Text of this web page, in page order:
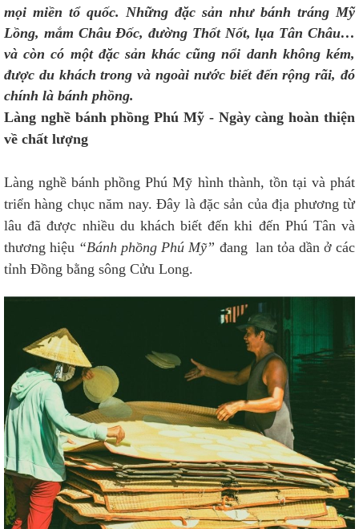
mọi miền tổ quốc. Những đặc sản như bánh tráng Mỹ
Lồng, mắm Châu Đốc, đường Thốt Nốt, lụa Tân Châu…
và còn có một đặc sản khác cũng nổi danh không kém,
được du khách trong và ngoài nước biết đến rộng rãi, đó
chính là bánh phồng.
Làng nghề bánh phồng Phú Mỹ - Ngày càng hoàn thiện
về chất lượng
Làng nghề bánh phồng Phú Mỹ hình thành, tồn tại và phát
triển hàng chục năm nay. Đây là đặc sản của địa phương từ
lâu đã được nhiều du khách biết đến khi đến Phú Tân và
thương hiệu “Bánh phồng Phú Mỹ” đang lan tỏa dần ở các
tỉnh Đồng bằng sông Cửu Long.